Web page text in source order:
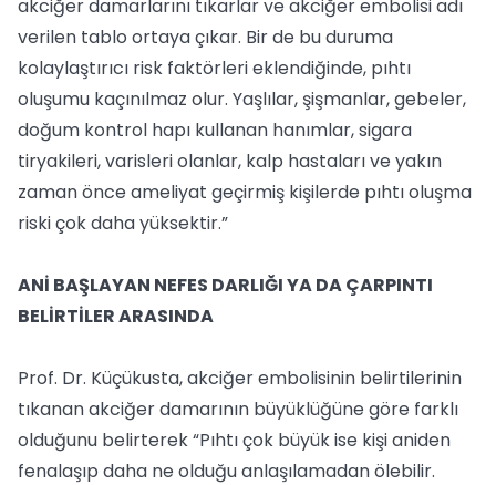
akciğer damarlarını tıkarlar ve akciğer embolisi adı
verilen tablo ortaya çıkar. Bir de bu duruma
kolaylaştırıcı risk faktörleri eklendiğinde, pıhtı
oluşumu kaçınılmaz olur. Yaşlılar, şişmanlar, gebeler,
doğum kontrol hapı kullanan hanımlar, sigara
tiryakileri, varisleri olanlar, kalp hastaları ve yakın
zaman önce ameliyat geçirmiş kişilerde pıhtı oluşma
riski çok daha yüksektir.”
ANİ BAŞLAYAN NEFES DARLIĞI YA DA ÇARPINTI
BELİRTİLER ARASINDA
Prof. Dr. Küçükusta, akciğer embolisinin belirtilerinin
tıkanan akciğer damarının büyüklüğüne göre farklı
olduğunu belirterek “Pıhtı çok büyük ise kişi aniden
fenalaşıp daha ne olduğu anlaşılamadan ölebilir.